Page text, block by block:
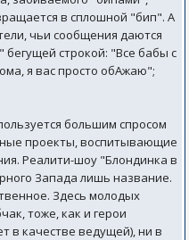
в сплошной "бип". А
чьи сообщения даются
строкой: "Все бабы с
я вас просто обАжаю";
большим спросом
проекты, воспитывающие
Реалити-шоу "Блондинка в
Запада лишь название.
Здесь молодых
тоже, как и герои
в качестве ведущей), ни в